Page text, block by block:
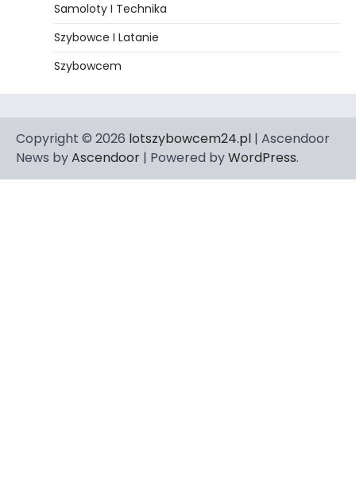
Samoloty I Technika
Szybowce I Latanie
Szybowcem
Copyright © 2026 lotszybowcem24.pl | Ascendoor
News byAscendoor | Powered byWordPress.